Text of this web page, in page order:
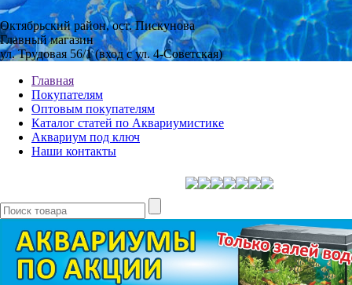
Октябрьский район, ост. Пискунова
Главный магазин
ул. Трудовая 56/1 (вход с ул. 4-Советская)
Главная
Покупателям
Оптовым покупателям
Каталог статей по Аквариумистике
Аквариум под ключ
Наши контакты